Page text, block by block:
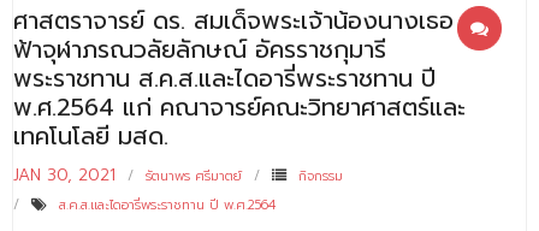
ศาสตราจารย์ ดร. สมเด็จพระเจ้าน้องนางเธอ เจ้า
ฟ้าจุฬาภรณวลัยลักษณ์ อัครราชกุมารี
พระราชทาน ส.ค.ส.และไดอารี่พระราชทาน ปี
พ.ศ.2564 แก่ คณาจารย์คณะวิทยาศาสตร์และ
เทคโนโลยี มสด.
JAN 30, 2021 รัตนาพร ศรีมาตย์
กิจกรรม
ส.ค.ส.และไดอารี่พระราชทาน ปี พ.ศ.2564